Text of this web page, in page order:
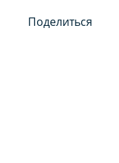
Поделиться